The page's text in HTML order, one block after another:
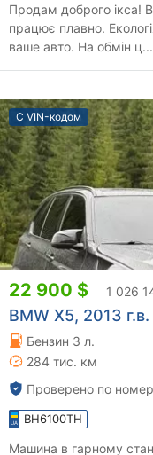
Продам доброго ікса!
працює плавно. Екологія на місці. Можливі
ваше авто. На обмін ц...
С VIN-кодом
22 900 $ 1 026
BMW X5, 2013 г.в.
Бензин 3 л.
284 тис. км
Проверено по
BH6100TH
Машина в гарному